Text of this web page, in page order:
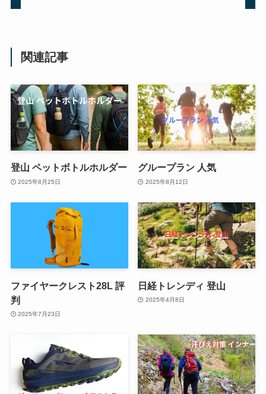
関連記事
登山 ペットボトルホルダー
2025年8月25日
グループラン 人気
2025年8月12日
ファイヤークレスト28L 評
判
2025年7月23日
日経トレンディ 登山
2025年4月8日